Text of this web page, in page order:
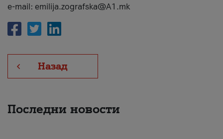
e-mail: emilija.zografska@A1.mk
Назад
Последни новости